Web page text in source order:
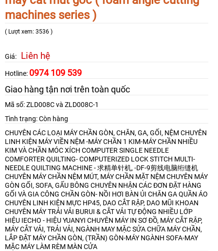
machines series )
( Lượt xem: 3536 )
Giá: Liên hệ
Hotline: 0974 109 539
Giao hàng tận nơi trên toàn quốc
Mã số: ZLD008C và ZLD008C-1
Tình trạng: Còn hàng
CHUYÊN CÁC LOẠI MÁY CHẦN GÒN, CHĂN, GA, GỐI, NỆM CHUYÊN
LINH KIỆN MÁY VIỀN NỆM -MÁY CHẦN 1 KIM-MÁY CHẦN NHIỀU
KIM VÀ CHẦN MÓC XÍCH COMPUTER SINGLE NEEDLE
COMFORTER QUILTING- COMPUTERIZED LOCK STITCH MULTI-
NEEDLE QUILTING MACHINE - 求精单针机, -DF-9剪线电脑绗缝机
CHUYÊN MÁY CHẦN NỆM MÚT, MÁY CHẦN MẶT NỆM CHUYÊN MÁY
GÒN GỐI, SOFA, GẤU BÔNG CHUYÊN NHẬN CÁC ĐƠN ĐẶT HÀNG
GỐI VÀ GIA CÔNG CHẦN GÒN- NỒI HƠI BÀN ỦI CHĂN GA QUẦN ÁO
CHUYÊN LINH KIỆN MỰC HP45, DAO CẮT RẬP, DAO MŨI KHOAN
CHUYÊN MÁY TRẢI VẢI BURUI & CẮT VẢI TỰ ĐỘNG NHIỀU LỚP
HIỆU IECHO - HIỆU YUANYI CHUYÊN MÁY IN SƠ ĐỒ, MÁY CẮT RẬP,
MÁY CẮT VẢI, TRẢI VẢI, NGÀNH MAY MẶCSỬA CHỮA MÁY CHẦN,
LẮP ĐẶT MÁY CHẦN GÒN, (TRẦN) GÒN-MÁY NGÀNH SOFA-MAY
MẶC MÁY LÀM RÈM MÀN CỬA